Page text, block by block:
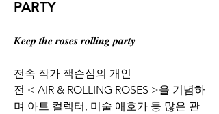
PARTY
𝑲𝒆𝒆𝒑 𝒕𝒉𝒆 𝒓𝒐𝒔𝒆𝒔 𝒓𝒐𝒍𝒍𝒊𝒏𝒈 𝒑𝒂𝒓𝒕𝒚
전속 작가 잭슨심의 개인
전 < AIR & ROLLING ROSES >을 기념하
며 아트 컬렉터, 미술 애호가 등 많은 관